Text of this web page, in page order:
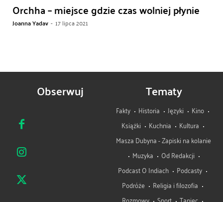
Orchha – miejsce gdzie czas wolniej płynie
Joanna Yadav - 17 lipca 2021
Obserwuj Tematy
Fakty Historia Języki
Kino
Książki
Kuchnia
Kultura
Masza Dubyna - Zapiski na kolanie
Muzyka
Od Redakcji
Podcast O Indiach
Podcasty
Podróże
Religia i filozofia